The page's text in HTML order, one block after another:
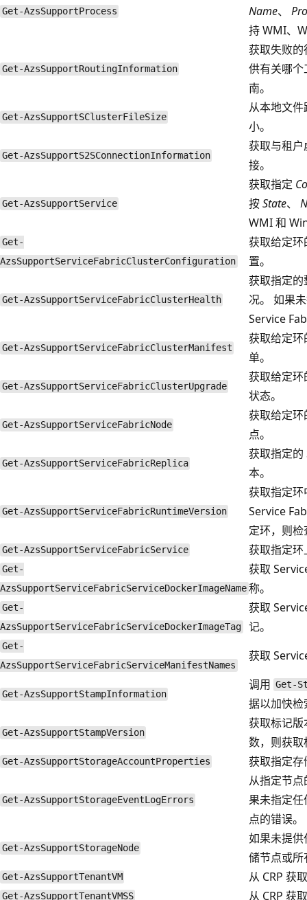
Get-AzsSupportProcess
Name、
持 WMI、
Get-AzsSupportRoutingInformation
获取失败
供有关哪
南。
Get-AzsSupportSClusterFileSize
从本地文
小。
Get-AzsSupportS2SConnectionInformation
获取与租
接。
Get-AzsSupportService
获取指定
按State、
WMI 和
Get-
AzsSupportServiceFabricClusterConfiguration
获取给定
置。
Get-AzsSupportServiceFabricClusterHealth
获取指定
况。 如果
Service
Get-AzsSupportServiceFabricClusterManifest
获取给定
单。
Get-AzsSupportServiceFabricClusterUpgrade
获取给定
状态。
Get-AzsSupportServiceFabricNode
获取给定
点。
Get-AzsSupportServiceFabricReplica
获取指定
本。
Get-AzsSupportServiceFabricRuntimeVersion
获取指定
Service
定环，则
Get-AzsSupportServiceFabricService 获取指定
Get-
AzsSupportServiceFabricServiceDockerImageName
获取
称。
Get-
AzsSupportServiceFabricServiceDockerImageTag
获取
记。
Get-
AzsSupportServiceFabricServiceManifestNames
获取
Get-AzsSupportStampInformation
调用 Get-
据以加快检
Get-AzsSupportStampVersion
获取标记
数，则获
Get-AzsSupportStorageAccountProperties 获取指定
Get-AzsSupportStorageEventLogErrors
从指定节
果未指定
点的错误。
Get-AzsSupportStorageNode
如果未提
储节点或所
Get-AzsSupportTenantVM 从 CRP 获
Get-AzsSupportTenantVMSS 从 CRP 获